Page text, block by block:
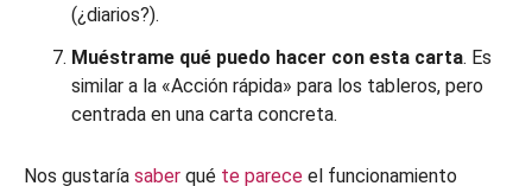
(¿diarios?).
Muéstrame qué puedo hacer con esta carta. Es
similar a la «Acción rápida» para los tableros, pero
centrada en una carta concreta.
Nos gustaría saber qué te parece el funcionamiento